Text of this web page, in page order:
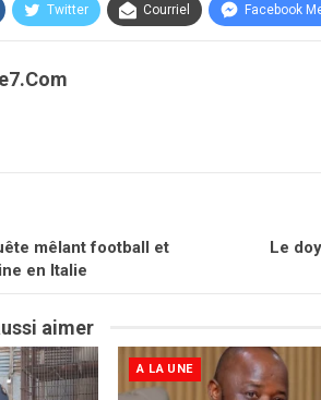
Twitter Courriel Facebook
mêlant football et
en Italie
Le
aimer
A LA UNE